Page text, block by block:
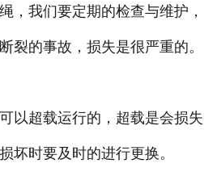
，我们要定期的检查与维护，
裂的事故，损失是很严重的。
以超载运行的，超载是会损失
坏时要及时的进行更换。